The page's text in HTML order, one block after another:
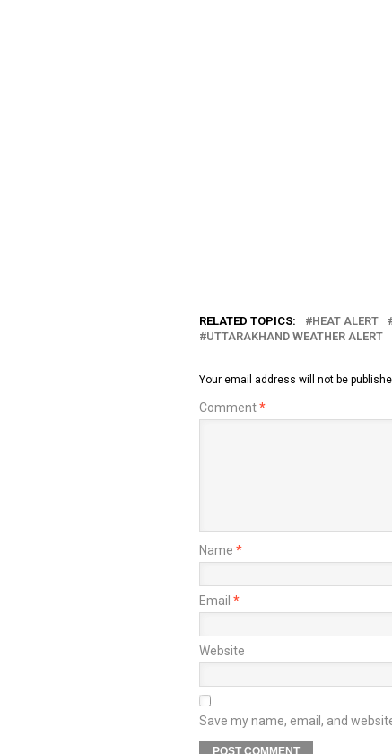
RELATED TOPICS: HEAT ALERT
UTTARAKHAND WEATHER ALERT
Your email address will not be
Comment*
Name *
Email *
Website
Save my name, email, and